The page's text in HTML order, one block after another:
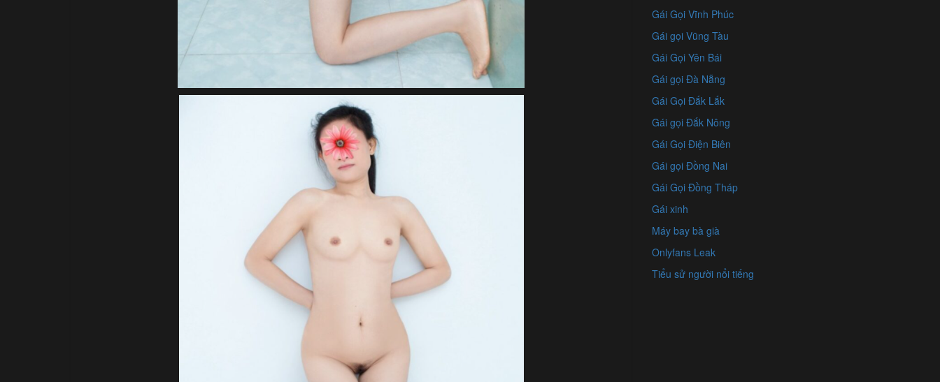
Gái Gọi Vĩnh Phúc
Gái gọi Vũng Tàu
Gái Gọi Yên Bái
Gái gọi Đà Nẵng
Gái Gọi Đắk Lắk
Gái gọi Đắk Nông
Gái Gọi Điện Biên
Gái gọi Đồng Nai
Gái Gọi Đồng Tháp
Gái xinh
Máy bay bà già
Onlyfans Leak
Tiểu sử người nổi tiếng